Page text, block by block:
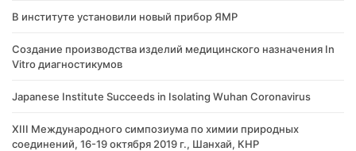
В институте установили новый прибор ЯМР
Создание производства изделий медицинского назначения In
Vitro диагностикумов
Japanese Institute Succeeds in Isolating Wuhan Coronavirus
XIII Международного симпозиума по химии природных
соединений, 16-19 октября 2019 г., Шанхай, КНР